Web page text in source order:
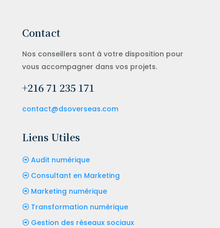
Contact
Nos conseillers sont à votre disposition pour
vous accompagner dans vos projets.
+216 71 235 171
contact@dsoverseas.com
Liens Utiles
Audit numérique
Consultant en Marketing
Marketing numérique
Transformation numérique
Gestion des réseaux sociaux